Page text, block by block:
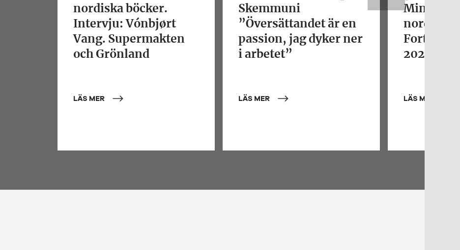
nordiska böcker.
Intervju: Vónbjørt
Vang. Supermakten
och Grönland
LÄS MER
Skemmuni
”Översättandet är en
passion, jag dyker ner
i arbetet”
LÄS MER
Minik
nordisk
2026
LÄS MER